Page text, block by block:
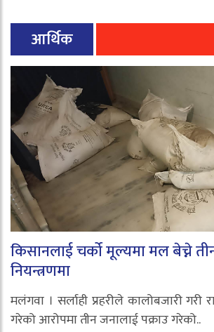
आर्थिक
किसानलाई चर्को मूल्यमा मल बेच्ने
नियन्त्रणमा
मलंगवा । सर्लाही प्रहरीले कालोबजारी गरी
गरेको आरोपमा तीन जनालाई पक्राउ गरेको..